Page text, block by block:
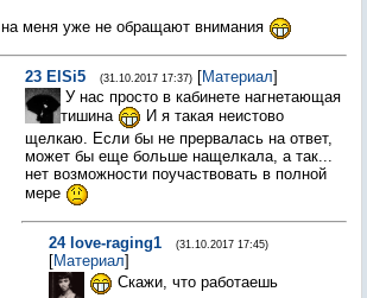
на меня уже не обращают внимания
23 ElSi5 (31.10.2017 17:37) [Материал]
У нас просто в кабинете нагнетающая
тишина
И я такая неистово
щелкаю. Если бы не прервалась на ответ,
может бы еще больше нащелкала, а так...
нет возможности поучаствовать в полной
мере
24 love-raging1 (31.10.2017 17:45)
[Материал]
Скажи, что работаешь